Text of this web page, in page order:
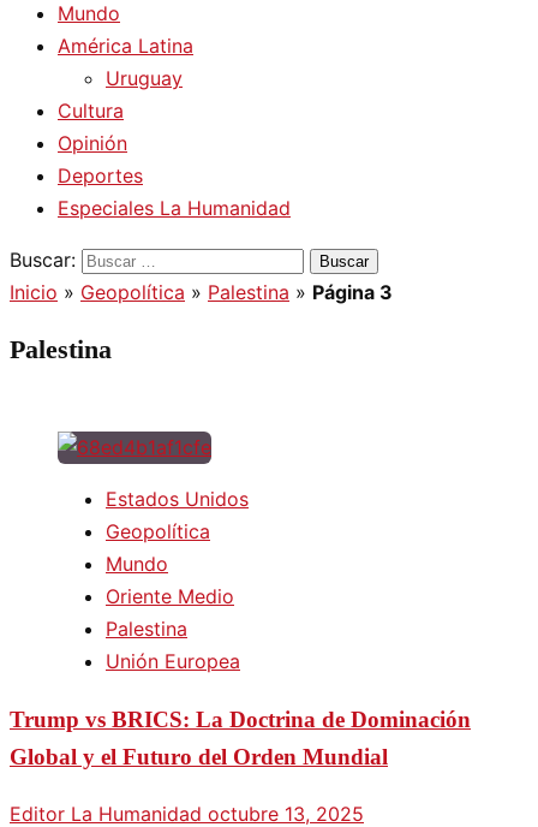
Mundo
América Latina
Uruguay
Cultura
Opinión
Deportes
Especiales La Humanidad
Buscar:
Inicio » Geopolítica » Palestina » Página 3
Palestina
Estados Unidos
Geopolítica
Mundo
Oriente Medio
Palestina
Unión Europea
Trump vs BRICS: La Doctrina de Dominación
Global y el Futuro del Orden Mundial
Editor La Humanidad octubre 13, 2025